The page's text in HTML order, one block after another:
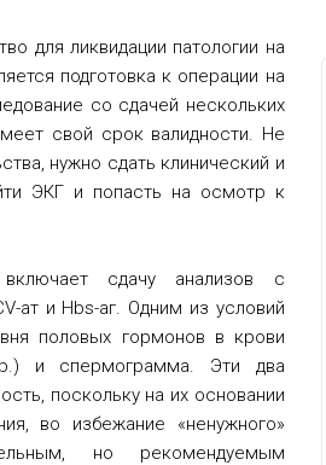
для ликвидации патологии на
подготовка к операции на
со сдачей нескольких
свой срок валидности. Не
нужно сдать клинический и
ЭКГ и попасть на осмотр к
сдачу анализов с
ат и Hbs-аг. Одним из условий
половых гормонов в крови
и спермограмма. Эти два
поскольку на их основании
во избежание «ненужного»
но рекомендуемым